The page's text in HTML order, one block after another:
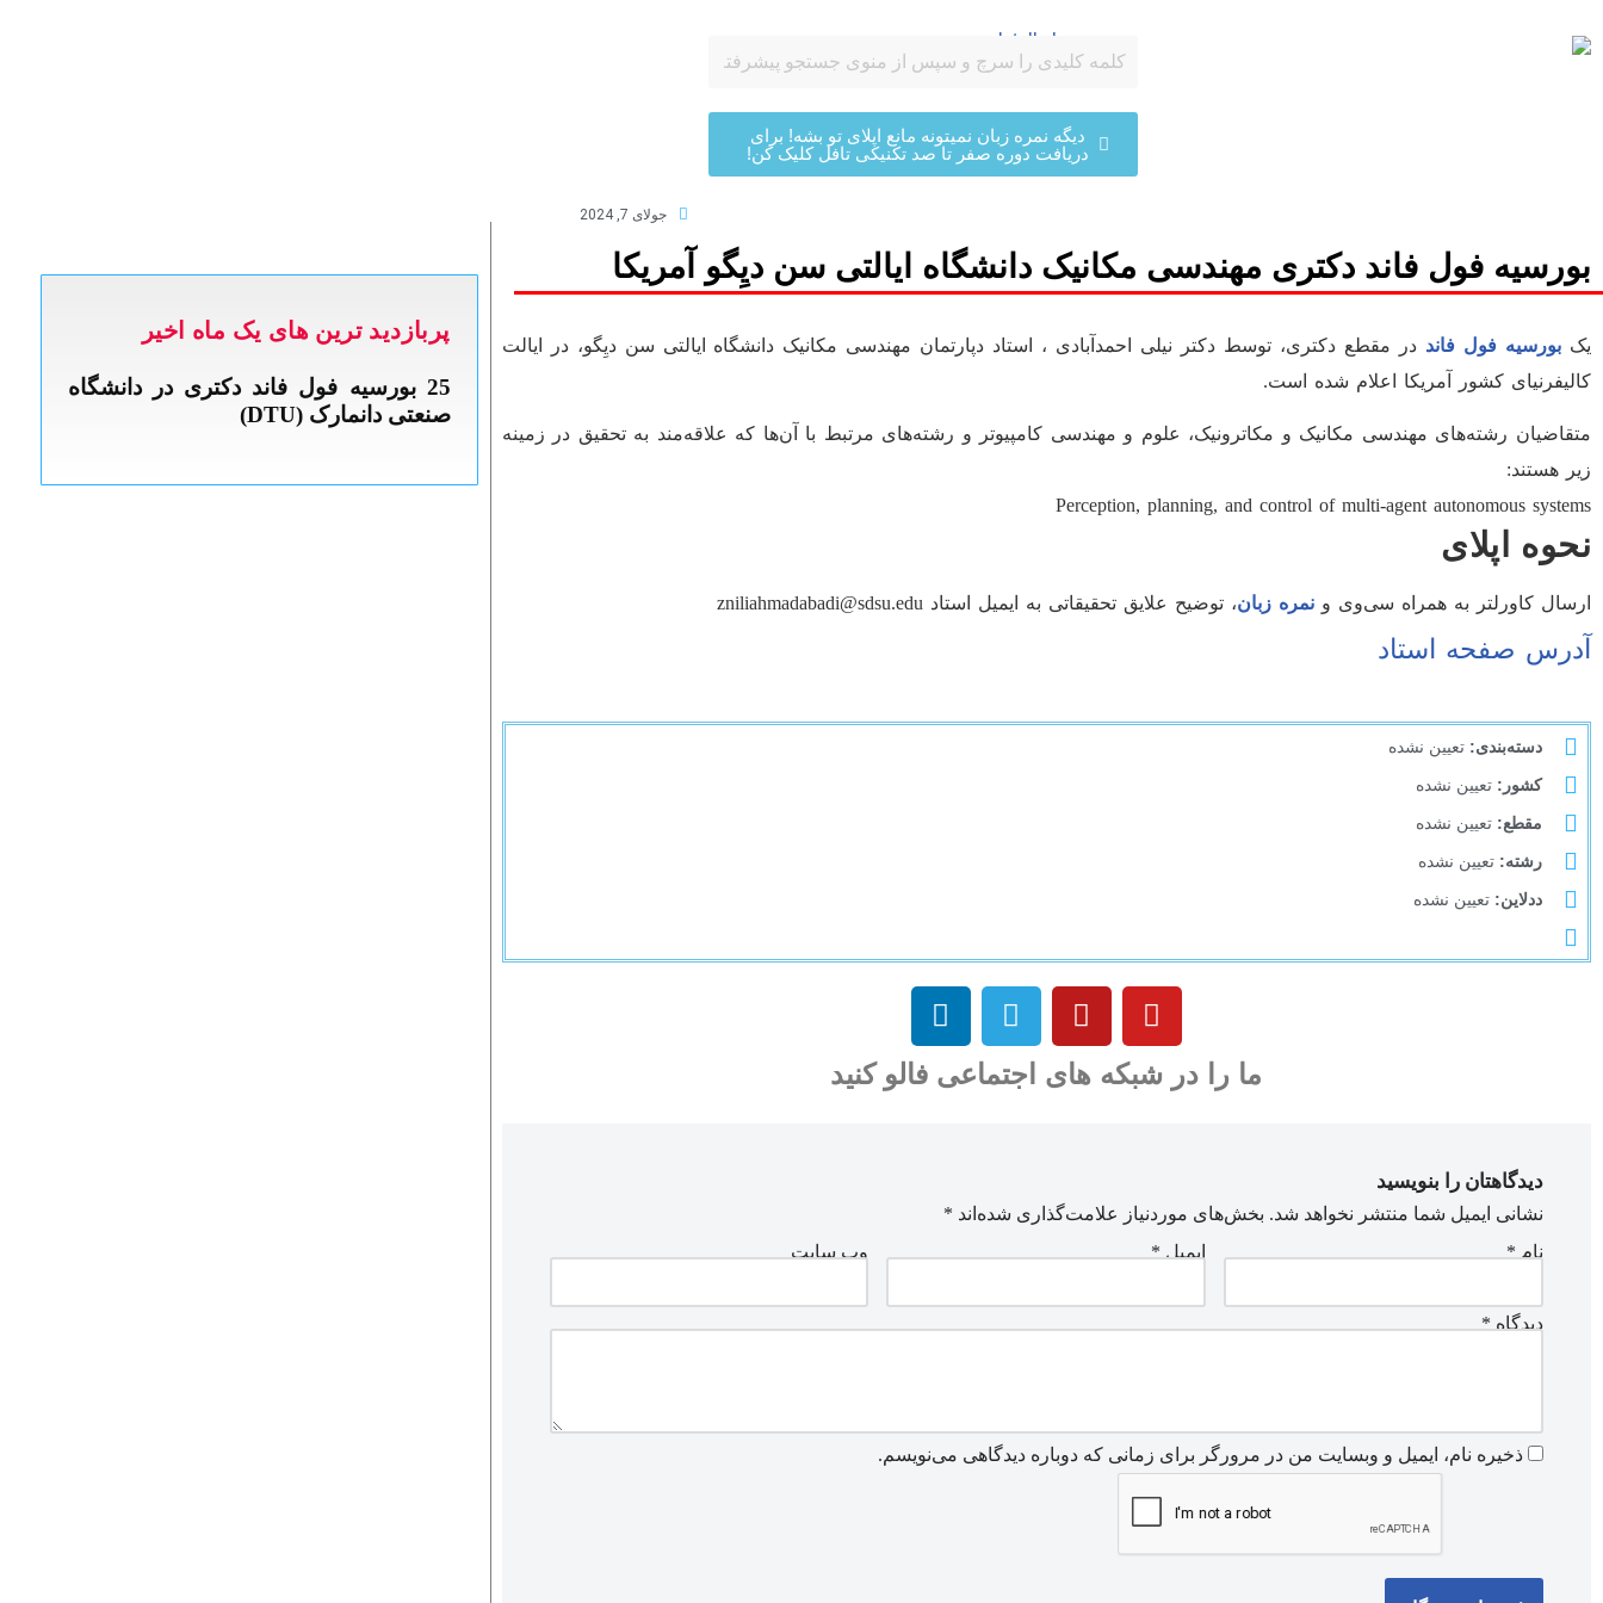
پرش
دیگه نمره زبان نمیتونه مانع اپلای تو بشه! برای
دریافت دوره صفر تا صد تکنیکی تافل کلیک کن!
جولای 7, 2024
بورسیه فول فاند دکتری مهندسی مکانیک دانشگاه ایالتی سن دیِگو آمریکا
یک بورسیه فول فاند در مقطع دکتری، توسط دکتر نیلی احمدآبادی ، استاد دپارتمان مهندسی مکانیک دانشگاه ایالتی سن دیِگو، در ایالت
کالیفرنیای کشور آمریکا اعلام شده است.
متقاضیان رشته‌های مهندسی مکانیک و مکاترونیک، علوم و مهندسی کامپیوتر و رشته‌های مرتبط با آن‌ها که علاقه‌مند به تحقیق در زمینه
زیر هستند:
Perception, planning, and control of multi-agent autonomous systems
نحوه اپلای
ارسال کاورلتر به همراه سی‌وی و نمره زبان، توضیح علایق تحقیقاتی به ایمیل استاد zniliahmadabadi@sdsu.edu
آدرس صفحه استاد
دسته‌بندی: تعیین نشده
کشور: تعیین نشده
مقطع: تعیین نشده
رشته: تعیین نشده
ددلاین: تعیین نشده
ما را در شبکه های اجتماعی فالو کنید
دیدگاهتان را بنویسید
نشانی ایمیل شما منتشر نخواهد شد. بخش‌های موردنیاز علامت‌گذاری شده‌اند *
نام * ایمیل * وب‌ سایت
دیدگاه *
ذخیره نام، ایمیل و وبسایت من در مرورگر برای زمانی که دوباره دیدگاهی می‌نویسم.
پربازدید ترین های یک ماه اخیر